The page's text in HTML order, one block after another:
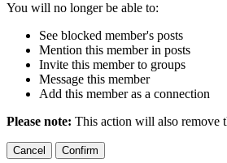
You will no longer be able to:
See blocked member's posts
Mention this member in posts
Invite this member to groups
Message this member
Add this member as a connection
Please note: This action will also remove
Confirm